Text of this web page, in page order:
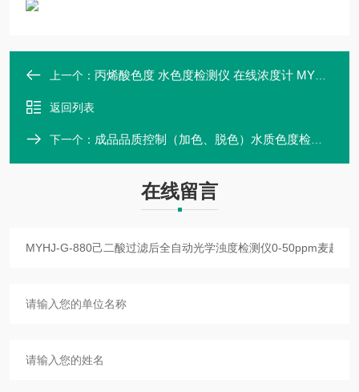
上一个： 丙烯酸色度 水色度检测仪 在线浓度计 MYHJ-G-880 数显操作 本安防爆
返回列表
下一个： 成品品质控制（加色、脱色）水质色度检测仪器 MYHJ-E 麦越
在线留言